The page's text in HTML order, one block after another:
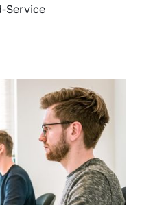
Service